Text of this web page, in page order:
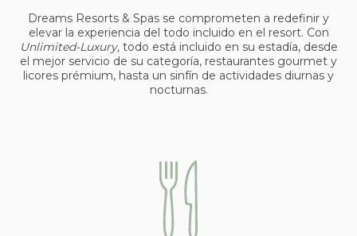
Dreams Resorts & Spas se comprometen a redefinir y
elevar la experiencia del todo incluido en el resort. Con
Unlimited-Luxury,todo está incluido en su estadía, desde
el mejor servicio de su categoría, restaurantes gourmet y
licores prémium, hasta un sinfín de actividades diurnas y
nocturnas.